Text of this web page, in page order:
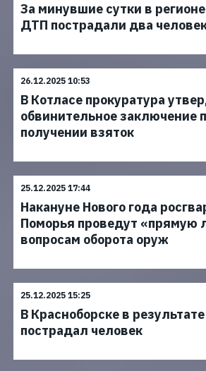
За минувшие сутки в
ДТП пострадали два
26.12.2025 10:53
В Котласе прокуратура
обвинительное заключение
получении взяток
25.12.2025 17:44
Накануне Нового года
Поморья проведут «прямую
вопросам оборота оруж
25.12.2025 15:25
В Красноборске в
пострадал человек